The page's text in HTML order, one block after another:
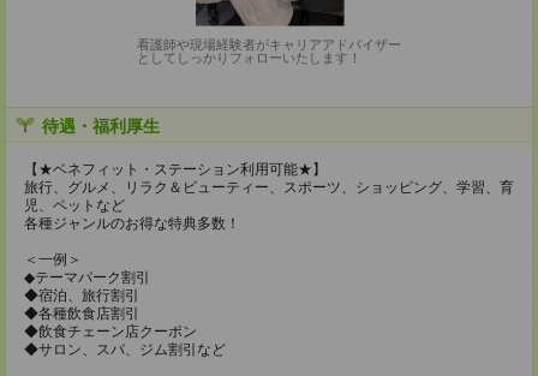
看護師や現場経験者がキャリアアドバイザー
としてしっかりフォローいたします！
待遇・福利厚生
【★ベネフィット・ステーション利用可能★】
旅行、グルメ、リラク＆ビューティー、スポーツ、ショッピング、学習、育
児、ペットなど
各種ジャンルのお得な特典多数！
＜一例＞
◆テーマパーク割引
◆宿泊、旅行割引
◆各種飲食店割引
◆飲食チェーン店クーポン
◆サロン、スパ、ジム割引など